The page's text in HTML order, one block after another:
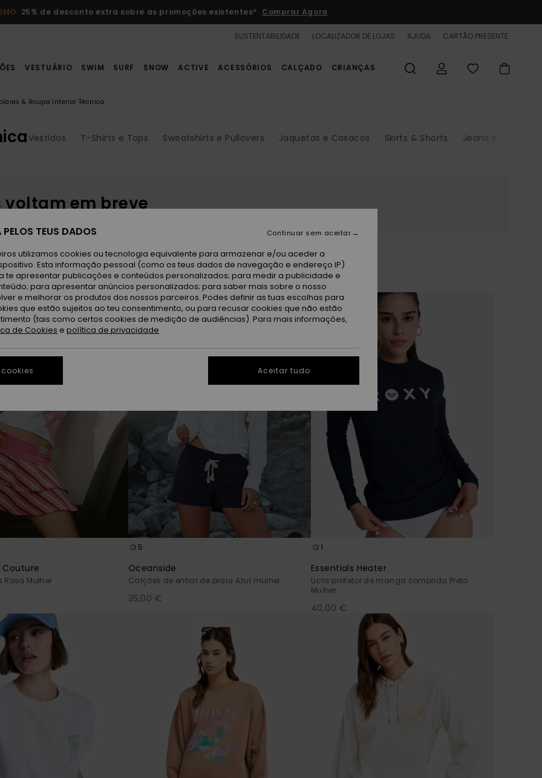
25% de desconto extra sobre as promoções existentes* Comprar Agora
SUSTENTABILIDADE LOCALIZADOR DE LOJAS AJUDA CARTÃO PRESENTE
VESTUÁRIO SWIM SURF SNOW ACTIVE ACESSÓRIOS CALÇADO CRIANÇAS
& Roupa Interior Técnica
Vestidos T-Shirts e Tops Sweatshirts e Pullovers Jaquetas e Casacos Skirts & Shorts Jeans e Calças
em breve
Couture
Rosa Mulher
5
Oceanside
Calções de enfiar de praia Azul mulher
35,00 €
1
Essentials Heater
Licra protetor de manga comprida Preto
Mulher
40,00 €
TEUS DADOS
utilizamos cookies ou tecnologia equivalente para armazenar e/ou aceder a
Esta informação pessoal (como os teus dados de navegação e endereço IP)
te apresentar publicações e conteúdos personalizados; para medir a publicidade e
para apresentar anúncios personalizados; para saber mais sobre o nosso
e melhorar os produtos dos nossos parceiros. Podes definir as tuas escolhas para
que estão sujeitos ao teu consentimento, ou para recusar cookies que não estão
(tais como certos cookies de medição de audiências). Para mais informações,
de Cookies e política de privacidade
Continuar sem aceitar
Aceitar tudo